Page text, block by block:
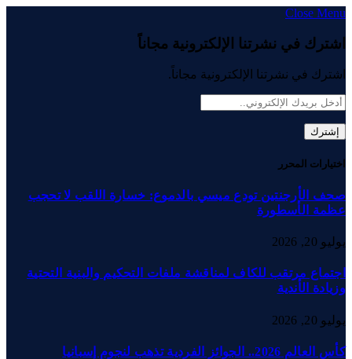
Close Menu
اشترك في نشرتنا الإلكترونية مجاناً
اشترك في نشرتنا الإلكترونية مجاناً.
اختيارات المحرر
صحف الأرجنتين تودع ميسي بالدموع: خسارة اللقب لا تحجب
عظمة الأسطورة
يوليو 20, 2026
اجتماع مرتقب للكاف لمناقشة ملفات التحكيم والبنية التحتية
وزيادة الأندية
يوليو 20, 2026
كأس العالم 2026.. الجوائز الفردية تذهب لنجوم إسبانيا